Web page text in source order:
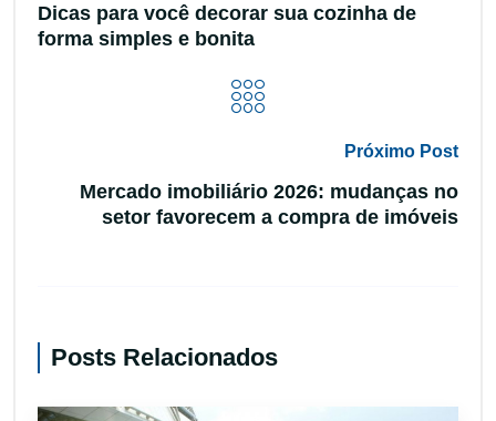
Dicas para você decorar sua cozinha de
forma simples e bonita
Próximo Post
Mercado imobiliário 2026: mudanças no
setor favorecem a compra de imóveis
Posts Relacionados